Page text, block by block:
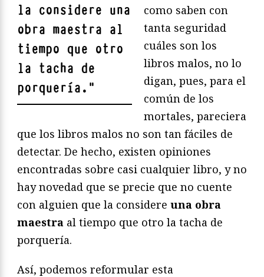
la considere una
obra maestra al
tiempo que otro
la tacha de
porquería. "
como saben con
tanta seguridad
cuáles son los
libros malos, no lo
digan, pues, para el
común de los
mortales, pareciera
que los libros malos no son tan fáciles de
detectar. De hecho, existen opiniones
encontradas sobre casi cualquier libro, y no
hay novedad que se precie que no cuente
con alguien que la considere una obra
maestra al tiempo que otro la tacha de
porquería.
Así, podemos reformular esta